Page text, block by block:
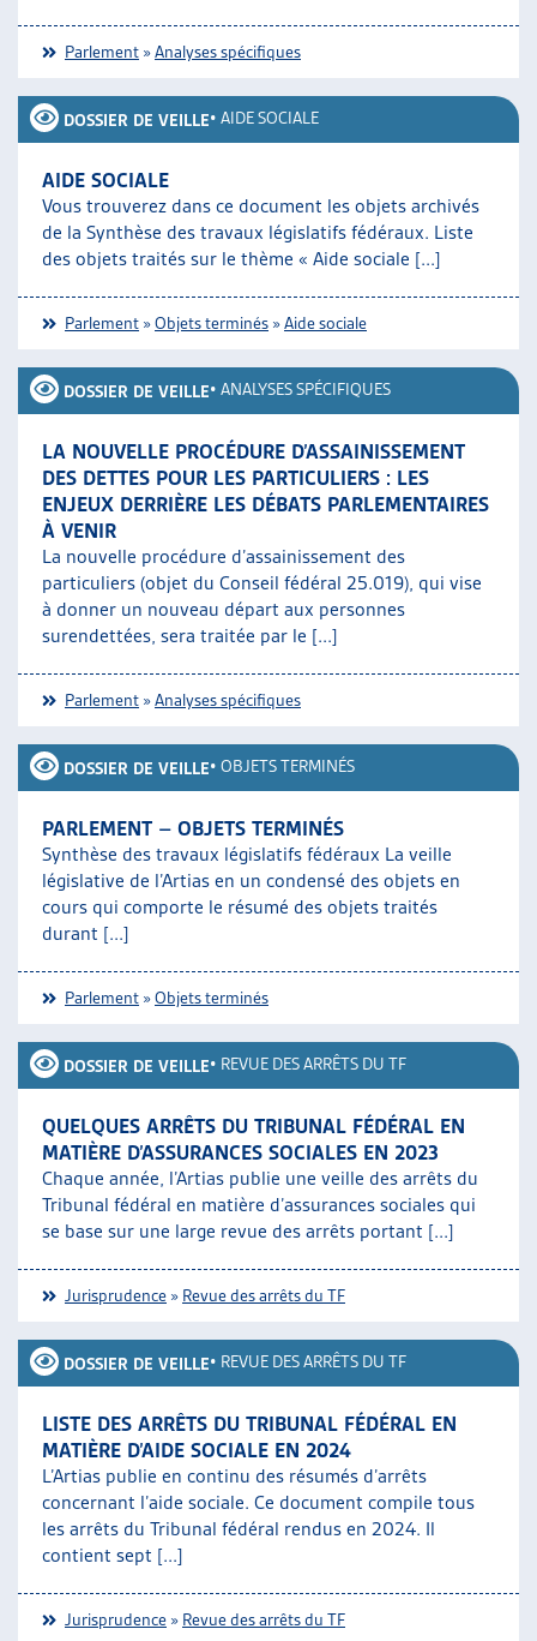
Parlement »Analyses spécifiques
DOSSIER DE VEILLE• AIDE SOCIALE
AIDE SOCIALE
Vous trouverez dans ce document les objets archivés
de la Synthèse des travaux législatifs fédéraux. Liste
des objets traités sur le thème « Aide sociale [...]
Parlement »Objets terminés »Aide sociale
DOSSIER DE VEILLE• ANALYSES SPÉCIFIQUES
LA NOUVELLE PROCÉDURE D’ASSAINISSEMENT
DES DETTES POUR LES PARTICULIERS : LES
ENJEUX DERRIÈRE LES DÉBATS PARLEMENTAIRES
À VENIR
La nouvelle procédure d’assainissement des
particuliers (objet du Conseil fédéral 25.019), qui vise
à donner un nouveau départ aux personnes
surendettées, sera traitée par le [...]
Parlement »Analyses spécifiques
DOSSIER DE VEILLE• OBJETS TERMINÉS
PARLEMENT – OBJETS TERMINÉS
Synthèse des travaux législatifs fédéraux La veille
législative de l’Artias en un condensé des objets en
cours qui comporte le résumé des objets traités
durant [...]
Parlement »Objets terminés
DOSSIER DE VEILLE• REVUE DES ARRÊTS DU TF
QUELQUES ARRÊTS DU TRIBUNAL FÉDÉRAL EN
MATIÈRE D’ASSURANCES SOCIALES EN 2023
Chaque année, l’Artias publie une veille des arrêts du
Tribunal fédéral en matière d’assurances sociales qui
se base sur une large revue des arrêts portant [...]
Jurisprudence » Revue des arrêts du TF
DOSSIER DE VEILLE• REVUE DES ARRÊTS DU TF
LISTE DES ARRÊTS DU TRIBUNAL FÉDÉRAL EN
MATIÈRE D’AIDE SOCIALE EN 2024
L’Artias publie en continu des résumés d’arrêts
concernant l’aide sociale. Ce document compile tous
les arrêts du Tribunal fédéral rendus en 2024. Il
contient sept [...]
Jurisprudence » Revue des arrêts du TF